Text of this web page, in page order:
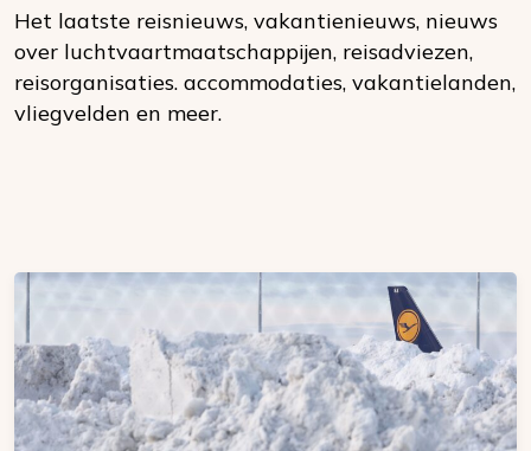
Het laatste reisnieuws, vakantienieuws, nieuws
over luchtvaartmaatschappijen, reisadviezen,
reisorganisaties. accommodaties, vakantielanden,
vliegvelden en meer.